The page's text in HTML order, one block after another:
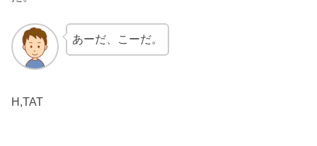
あーだ、こーだ。
H,TAT